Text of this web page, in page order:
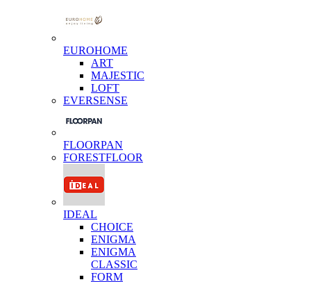
EUROHOME
ART
MAJESTIC
LOFT
EVERSENSE
FLOORPAN
FORESTFLOOR
IDEAL
CHOICE
ENIGMA
ENIGMA
CLASSIC
FORM